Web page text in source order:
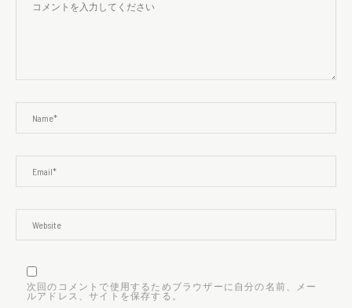
次回のコメントで使用するためブラウザーに自分の名前、メー
ルアドレス、サイトを保存する。